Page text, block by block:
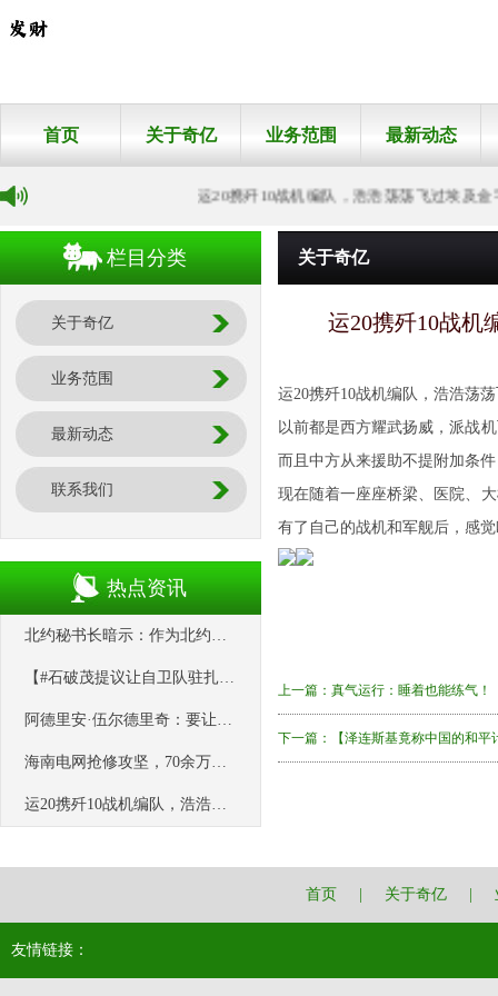
首页 关于奇亿 业务范围 最新动态
运20携歼10战机编队，浩浩荡荡飞过埃及金
栏目分类
关于奇亿
业务范围
最新动态
联系我们
热点资讯
北约秘书长暗示：作为北约国家，土耳其不应该参与中巴关于乌克兰的和平倡议
【#石破茂提议让自卫队驻扎关岛#】据《日本经济新闻》9月29日报道，
阿德里安·伍尔德里奇：要让美国大学“再次伟大”，必须平衡这四项原则
海南电网抢修攻坚，70余万户等待电力恢复
运20携歼10战机编队，浩浩荡荡飞过埃及金字塔。这一刻，海外华人真的
关于奇亿
运20携歼10战机
运20携歼10战机编队，浩浩荡
以前都是西方耀武扬威，派战
而且中方从来援助不提附加条
现在随着一座座桥梁、医院、
有了自己的战机和军舰后，感
上一篇： 真气运行：睡着也能练气！
下一篇： 【泽连斯基竟称中国的和
首页 关于奇亿
友情链接：